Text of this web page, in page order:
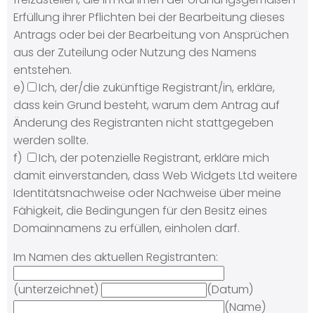
Erfüllung ihrer Pflichten bei der Bearbeitung dieses
Antrags oder bei der Bearbeitung von Ansprüchen
aus der Zuteilung oder Nutzung des Namens
entstehen.
e)
Ich, der/die zukünftige Registrant/in, erkläre,
dass kein Grund besteht, warum dem Antrag auf
Änderung des Registranten nicht stattgegeben
werden sollte.
f)
Ich, der potenzielle Registrant, erkläre mich
damit einverstanden, dass Web Widgets Ltd weitere
Identitätsnachweise oder Nachweise über meine
Fähigkeit, die Bedingungen für den Besitz eines
Domainnamens zu erfüllen, einholen darf.
Im Namen des aktuellen Registranten:
(unterzeichnet)
(Datum)
(Name)